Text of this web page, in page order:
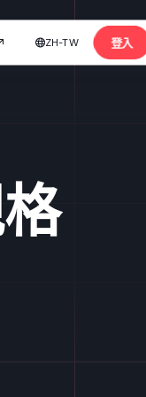
ZH-TW 登入